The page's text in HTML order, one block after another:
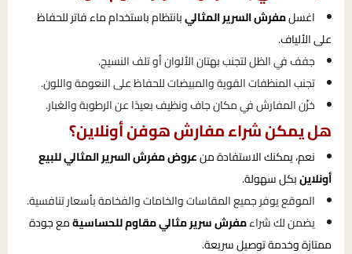
اغسلمفرش السرير المثاليبانتظام باستخدام ماء فاتر للحفاظ
على الألياف.
جفف في الظل لتجنب بهتان الألوان أو تلف النسيج.
تجنب المنظفات القوية والمبيضات للحفاظ على النعومة واللون.
خزّن المفارش في مكان جاف ونظيف بعيدًا عن الرطوبة والغبار.
هل يمكن شراء مفارش هوفن أونلاين؟
نعم، يمكنك الاستفادة منعروض مفرش السرير المثالي للبيع
أونلاينبكل سهولة.
الموقع يوفر جميع المقاسات والخامات والفخامة بأسعار تنافسية.
يضمن لك شراءمفرش سرير مثالي مقاوم للحساسيةمع جودة
ممتازة وخدمة توصيل سريعة.